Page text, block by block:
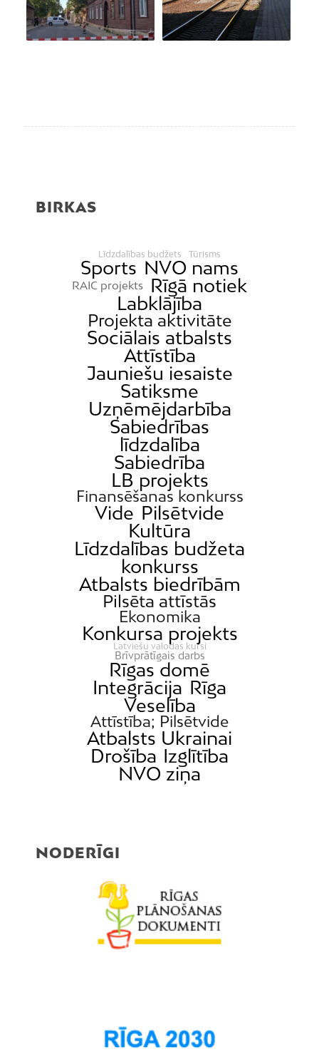
BIRKAS
Līdzdalības budžets Tūrisms
Sports NVO nams
RAIC projekts
Rīgā notiek
Labklājība
Projekta aktivitāte
Sociālais atbalsts
Attīstība
Jauniešu iesaiste
Satiksme
Uzņēmējdarbība
Sabiedrības
līdzdalība
Sabiedrība
LB projekts
Finansēšanas konkurss
Vide Pilsētvide
Kultūra
Līdzdalības budžeta
konkurss
Atbalsts biedrībām
Pilsēta attīstās
Ekonomika
Konkursa projekts
Latviešu valodas kursi
Brīvprātīgais darbs
Rīgas domē
Integrācija Rīga
Veselība
Attīstība; Pilsētvide
Atbalsts Ukrainai
Drošība Izglītība
NVO ziņa
NODERĪGI